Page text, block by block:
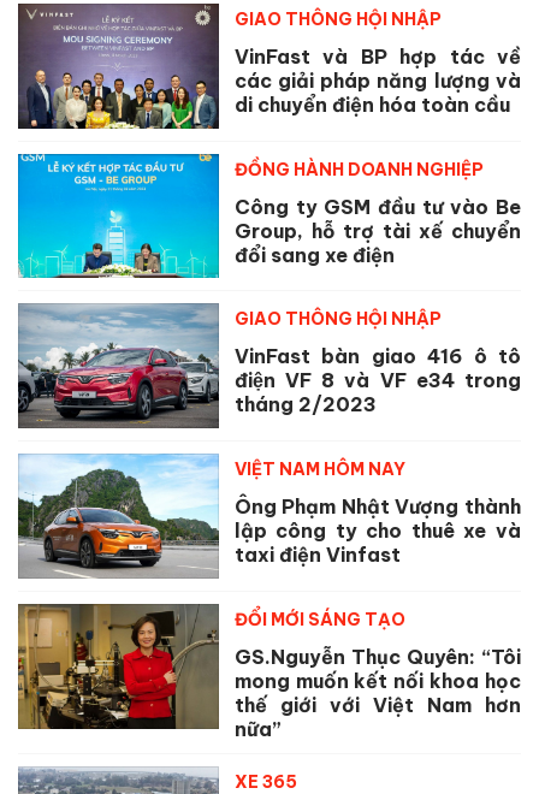
GIAO THÔNG HỘI NHẬP
VinFast và BP hợp tác về
các giải pháp năng lượng và
di chuyển điện hóa toàn cầu
ĐỒNG HÀNH DOANH NGHIỆP
Công ty GSM đầu tư vào Be
Group, hỗ trợ tài xế chuyển
đổi sang xe điện
GIAO THÔNG HỘI NHẬP
VinFast bàn giao 416 ô tô
điện VF 8 và VF e34 trong
tháng 2/2023
VIỆT NAM HÔM NAY
Ông Phạm Nhật Vượng thành
lập công ty cho thuê xe và
taxi điện Vinfast
ĐỔI MỚI SÁNG TẠO
GS.Nguyễn Thục Quyên: “Tôi
mong muốn kết nối khoa học
thế giới với Việt Nam hơn
nữa”
XE 365